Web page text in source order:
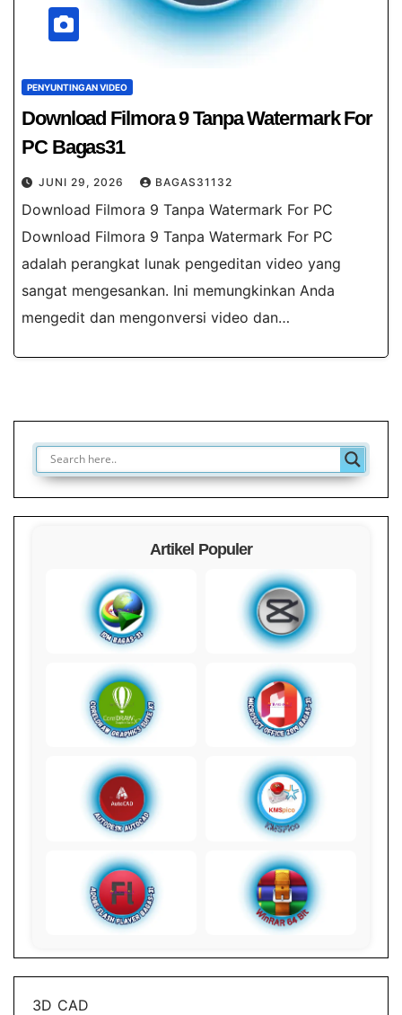
PENYUNTINGAN VIDEO
Download Filmora 9 Tanpa Watermark For
PC Bagas31
JUNI 29, 2026 BAGAS31132
Download Filmora 9 Tanpa Watermark For PC
Download Filmora 9 Tanpa Watermark For PC
adalah perangkat lunak pengeditan video yang
sangat mengesankan. Ini memungkinkan Anda
mengedit dan mengonversi video dan…
Artikel Populer
3D CAD